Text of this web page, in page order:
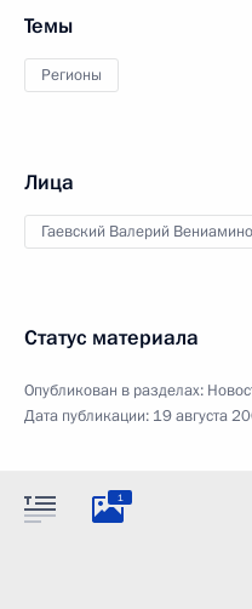
Темы
Регионы
Лица
Гаевский Валерий
Статус материала
Опубликован в разделах:
Дата публикации: 19 августа
1